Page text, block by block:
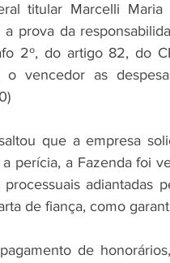
titular Marcelli
prova da
2º, do artigo 82, do
vencedor as
que a empresa
perícia, a Fazenda foi
adiantadas
de fiança, como
de